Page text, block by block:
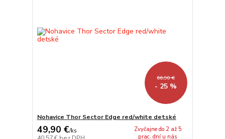
66,90 €
- 25 %
Nohavice Thor Sector Edge red/white detské
49,90 €/ks
Zvyčajne do 2 až 5
prac. dní u nás